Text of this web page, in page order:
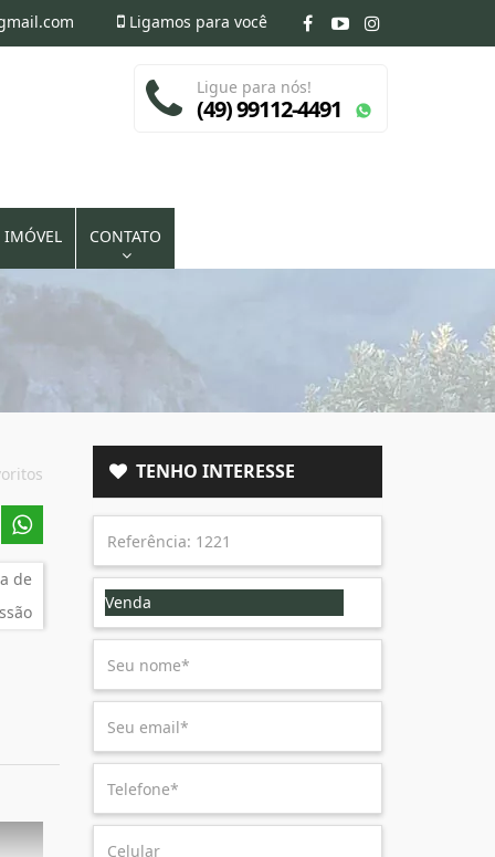
Ligamos para você
IMÓVEL CONTATO
Ligue para nós!
(49) 99112-4491
de
TENHO INTERESSE
Venda